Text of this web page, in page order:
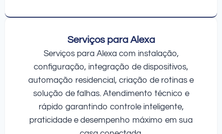
Serviços para Alexa
Serviços para Alexa com instalação,
configuração, integração de dispositivos,
automação residencial, criação de rotinas e
solução de falhas. Atendimento técnico e
rápido garantindo controle inteligente,
praticidade e desempenho máximo em sua